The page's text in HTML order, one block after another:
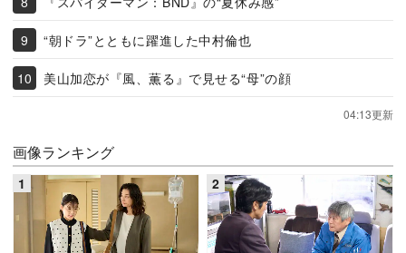
“朝ドラ”とともに躍進した中村倫也
美山加恋が『風、薫る』で見せる“母”の顔
04:13更新
画像ランキング